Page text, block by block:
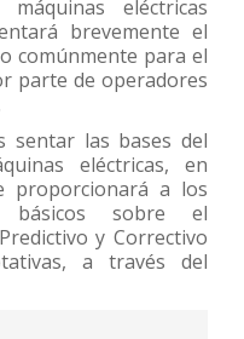
eléctricas
brevemente el
comúnmente para el
parte de operadores
sentar las bases del
eléctricas, en
proporcionará a los
básicos sobre el
y Correctivo
a través del